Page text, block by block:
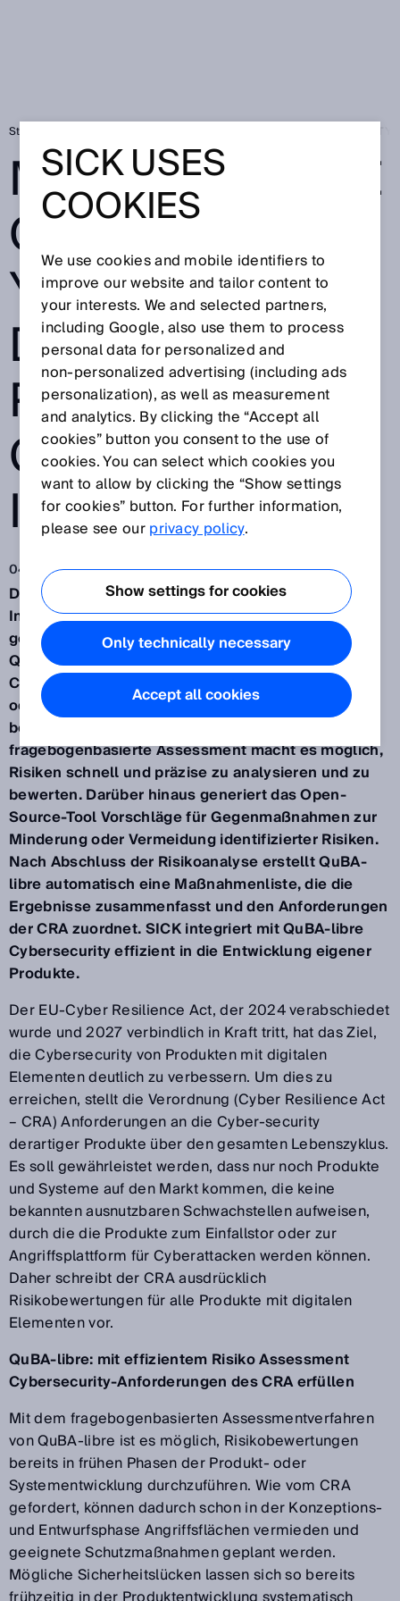
Startseite
MIT QUBA-LIBRE
CYBERSECURIT
Y EFFIZIENT IN
DIE
PRODUKTENTWI
CKLUNG
INTEGRIEREN
04.12.2025
Das vom Fraunhofer-Institut für Angewandte und
Integrierte Sicherheit AISEC und der SICK AG
gemeinsam entwickelte Risikobewertungstool
QuBA-libre ermöglicht die Validierung des
Cybersecuritystatus von Produkten wie Sensoren
oder Edge-Geräten sowie von einfachen Systemen
bereits in deren Entwicklungszyklus. Das
fragebogenbasierte Assessment macht es möglich,
Risiken schnell und präzise zu analysieren und zu
bewerten. Darüber hinaus generiert das Open-
Source-Tool Vorschläge für Gegenmaßnahmen zur
Minderung oder Vermeidung identifizierter Risiken.
Nach Abschluss der Risikoanalyse erstellt QuBA-
libre automatisch eine Maßnahmenliste, die die
Ergebnisse zusammenfasst und den Anforderungen
der CRA zuordnet. SICK integriert mit QuBA-libre
Cybersecurity effizient in die Entwicklung eigener
Produkte.
Der EU-Cyber Resilience Act, der 2024 verabschiedet
wurde und 2027 verbindlich in Kraft tritt, hat das Ziel,
die Cybersecurity von Produkten mit digitalen
Elementen deutlich zu verbessern. Um dies zu
erreichen, stellt die Verordnung (Cyber Resilience Act
– CRA) Anforderungen an die Cyber-security
derartiger Produkte über den gesamten Lebenszyklus.
Es soll gewährleistet werden, dass nur noch Produkte
und Systeme auf den Markt kommen, die keine
bekannten ausnutzbaren Schwachstellen aufweisen,
durch die die Produkte zum Einfallstor oder zur
Angriffsplattform für Cyberattacken werden können.
Daher schreibt der CRA ausdrücklich
Risikobewertungen für alle Produkte mit digitalen
Elementen vor.
QuBA-libre: mit effizientem Risiko Assessment
Cybersecurity-Anforderungen des CRA erfüllen
Mit dem fragebogenbasierten Assessmentverfahren
von QuBA-libre ist es möglich, Risikobewertungen
bereits in frühen Phasen der Produkt- oder
Systementwicklung durchzuführen. Wie vom CRA
gefordert, können dadurch schon in der Konzeptions-
und Entwurfsphase Angriffsflächen vermieden und
geeignete Schutzmaßnahmen geplant werden.
Mögliche Sicherheitslücken lassen sich so bereits
SICK USES
COOKIES
We use cookies and mobile identifiers to
improve our website and tailor content to
your interests. We and selected partners,
including Google, also use them to process
personal data for personalized and
non‑personalized advertising (including ads
personalization), as well as measurement
and analytics. By clicking the “Accept all
cookies” button you consent to the use of
cookies. You can select which cookies you
want to allow by clicking the “Show settings
for cookies” button. For further information,
please see ourprivacy policy.
Show settings for cookies
Only technically necessary
Accept all cookies